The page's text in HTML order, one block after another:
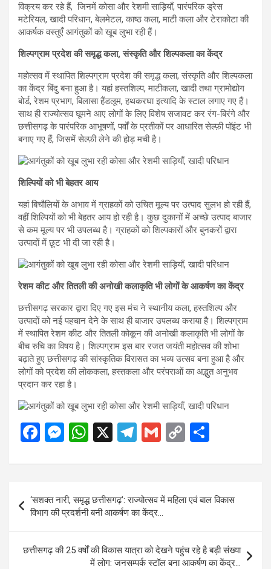
विक्रय कर रहे हैं, जिनमें कोसा और रेशमी साड़ियाँ, पारंपरिक ड्रेस
मटेरियल, खादी परिधान, बेलमेटल, काष्ठ कला, माटी कला और टेराकोटा की
आकर्षक वस्तुएँ आगंतुकों को खूब लुभा रही हैं।
शिल्पग्राम प्रदेश की समृद्ध कला, संस्कृति और शिल्पकला का केंद्र
महोत्सव में स्थापित शिल्पग्राम प्रदेश की समृद्ध कला, संस्कृति और शिल्पकला
का केंद्र बिंदु बना हुआ है। यहां हस्तशिल्प, माटीकला, खादी तथा ग्रामोद्योग
बोर्ड, रेशम प्रभाग, बिलासा हैंडलूम, हथकरघा इत्यादि के स्टाल लगाए गए हैं।
साथ ही राज्योत्सव घूमने आए लोगों के लिए विशेष सजावट कर रंग-बिरंगे और
छत्तीसगढ़ के पारंपरिक आभूषणों, पर्वों के प्रतीकों पर आधारित सेल्फ़ी पॉइंट भी
बनाए गए हैं, जिसमें सेल्फ़ी लेने की होड़ मची है।
शिल्पियों को भी बेहतर आय
यहां बिचौलियों के अभाव में ग्राहकों को उचित मूल्य पर उत्पाद सुलभ हो रही हैं,
वहीं शिल्पियों को भी बेहतर आय हो रही है। कुछ दुकानों में अच्छे उत्पाद बाजार
से कम मूल्य पर भी उपलब्ध है। ग्राहकों को शिल्पकारों और बुनकरों द्वारा
उत्पादों में छूट भी दी जा रही है।
रेशम कीट और तितली की अनोखी कलाकृति भी लोगों के आकर्षण का केंद्र
छत्तीसगढ़ सरकार द्वारा दिए गए इस मंच ने स्थानीय कला, हस्तशिल्प और
उत्पादों को नई पहचान देने के साथ ही बाजार उपलब्ध कराया है। शिल्पग्राम
में स्थापित रेशम कीट और तितली कोकून की अनोखी कलाकृति भी लोगों के
बीच रुचि का विषय है। शिल्पग्राम इस बार रजत जयंती महोत्सव की शोभा
बढ़ाते हुए छत्तीसगढ़ की सांस्कृतिक विरासत का भव्य उत्सव बना हुआ है और
लोगों को प्रदेश की लोककला, हस्तकला और परंपराओं का अद्भुत अनुभव
प्रदान कर रहा है।
F
ce
o
o
k
M
se
n
g
er
W
at
A
p
p
X
T
e
gr
a
m
G
ail
C
py
Li
n
k
ar
e
navigation
‘सशक्त नारी, समृद्ध छत्तीसगढ़’: राज्योत्सव में महिला एवं बाल विकास
विभाग की प्रदर्शनी बनी आकर्षण का केंद्र…
छत्तीसगढ़ की 25 वर्षों की विकास यात्रा को देखने पहुंच रहे है बड़ी संख्या
में लोग: जनसम्पर्क स्टॉल बना आकर्षण का केंद्र…